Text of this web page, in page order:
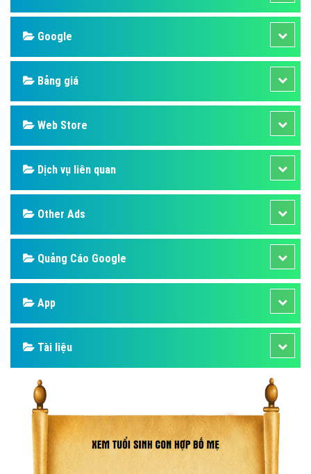
Google
Bảng giá
Web Store
Dịch vụ liên quan
Other Ads
Quảng Cáo Google
App
Tài liệu